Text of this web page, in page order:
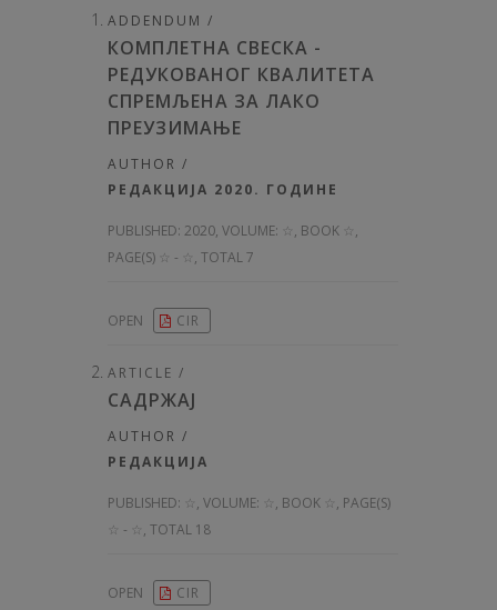
ADDENDUM /
КОМПЛЕТНА СВЕСКА -
РЕДУКОВАНОГ КВАЛИТЕТА
СПРЕМЉЕНА ЗА ЛАКО
ПРЕУЗИМАЊЕ
AUTHOR /
РЕДАКЦИЈА 2020. ГОДИНЕ
PUBLISHED: 2020, VOLUME: ☆ , BOOK ☆,
PAGE(S) ☆ - ☆, TOTAL 7
OPEN CIR
ARTICLE /
САДРЖАЈ
AUTHOR /
РЕДАКЦИЈА
PUBLISHED: ☆, VOLUME: ☆ , BOOK ☆, PAGE(S)
☆ - ☆, TOTAL 18
OPEN CIR